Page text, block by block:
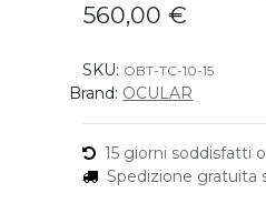
560,00 €
SKU: OBT-TC-10-15
Brand: OCULAR
15 giorni soddisfatti
Spedizione gratuita